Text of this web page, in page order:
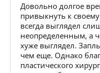
Довольно долгое
привыкнуть к
всегда выглядел
неопределенным, а
хуже выглядел.
чем еще. Однако
пластического